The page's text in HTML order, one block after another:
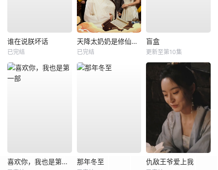
谁在说朕坏话
已完结
天降太奶奶是修仙老祖
已完结
盲盒
更新至第10集
喜欢你，我也是第一部 那年冬至 仇敌王爷爱上我